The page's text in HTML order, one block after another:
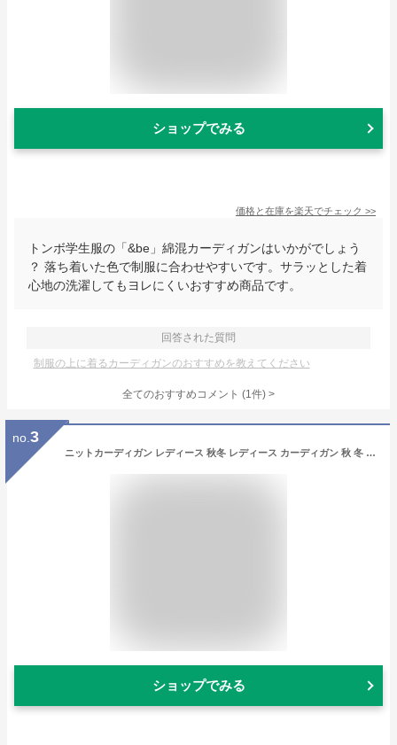
ショップでみる
価格と在庫を楽天でチェック >>
トンボ学生服の「&be」綿混カーディガンはいかがでしょう
？ 落ち着いた色で制服に合わせやすいです。サラッとした着
心地の洗濯してもヨレにくいおすすめ商品です。
回答された質問
制服の上に着るカーディガンのおすすめを教えてください
全てのおすすめコメント (1件) >
no. 3
ニットカーディガン レディース 秋冬 レディース カーディガン 秋 冬 ショート丈 長袖 カーディガン レディース ゆったり 秋 冬 ジャケット風 薄手 ニット レディース トップス カーディガン レディース 春夏 アウター レディースファッション ビッグシルエット
ショップでみる